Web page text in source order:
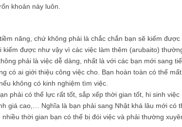
khoản này luôn.
năng, chứ không phải là chắc chắn bạn sẽ kiếm
kiếm được như vậy vì các việc làm thêm (arubaito)
phải là việc dễ dàng, nhất là với các bạn mới sang
có ai giới thiệu công việc cho. Bạn hoàn toàn có thể
không có kinh nghiệm tìm việc.
phải có thể lực rất tốt, sắp xếp thời gian tốt, hi sinh
giá cao,… Nghĩa là bạn phải sang Nhật khá lâu mới có
thời gian bạn có thể bị đói việc và phải thường